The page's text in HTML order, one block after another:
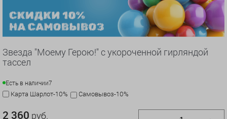
Звезда "Моему Герою!" с укороченной гирляндой
тассел
Есть в наличии7
Карта Шарлот-10% Самовывоз-10%
2 360 руб.